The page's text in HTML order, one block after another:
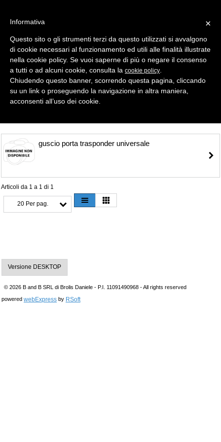
Selezione
GUSCI PORTA TRASPONDER > GUSCI PORTA TRASPONDER
guscio porta trasponder universale
Articoli da 1 a 1 di 1
20 Per pag.
Versione DESKTOP
© 2026 B and B SRL di Brolis Daniele - P.I. 11091490968 - All rights reserved
powered webExpress by RSoft
×
Informativa
Questo sito o gli strumenti terzi da questo utilizzati si avvalgono
di cookie necessari al funzionamento ed utili alle finalità illustrate
nella cookie policy. Se vuoi saperne di più o negare il consenso
a tutti o ad alcuni cookie, consulta la cookie policy
Chiudendo questo banner, scorrendo questa pagina, cliccando
su un link o proseguendo la navigazione in altra maniera,
acconsenti all’uso dei cookie.